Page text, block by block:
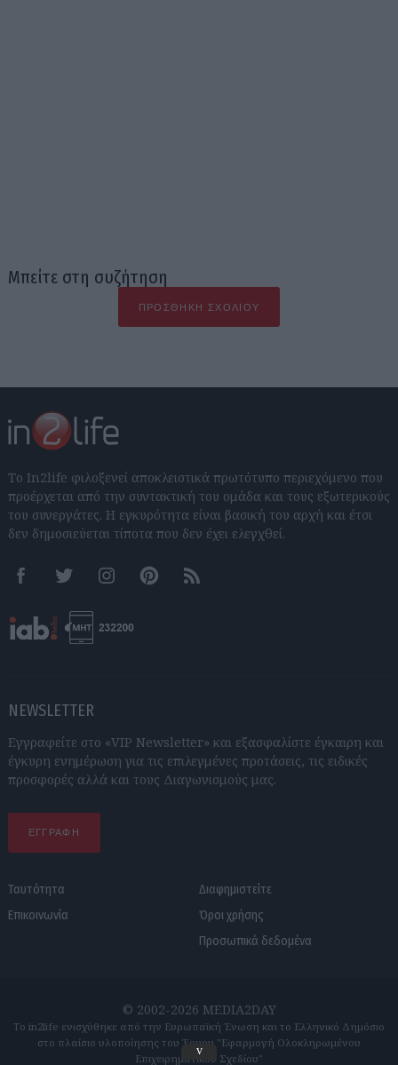
Μπείτε στη συζήτηση
ΠΡΟΣΘΉΚΗ ΣΧΟΛΊΟΥ
Το In2life φιλοξενεί αποκλειστικά πρωτότυπο περιεχόμενο που
προέρχεται από την συντακτική του ομάδα και τους εξωτερικούς
του συνεργάτες. Η εγκυρότητα είναι βασική του αρχή και έτσι
δεν δημοσιεύεται τίποτα που δεν έχει ελεγχθεί.
FacebookTwitter InstagramPinterestRSS feeds
NEWSLETTER
Εγγραφείτε στο «VIP Newsletter» και εξασφαλίστε έγκαιρη και
έγκυρη ενημέρωση για τις επιλεγμένες προτάσεις, τις ειδικές
προσφορές αλλά και τους Διαγωνισμούς μας.
ΕΓΓΡΑΦΗ
Ταυτότητα
Επικοινωνία
Διαφημιστείτε
Όροι χρήσης
Προσωπικά δεδομένα
© 2002-2026 MEDIA2DAY
Το in2life ενισχύθηκε από την Ευρωπαϊκή Ένωση και το Ελληνικό Δημόσιο
στο πλαίσιο υλοποίησης του Έργου "Εφαρμογή Ολοκληρωμένου
Επιχειρηματικού Σχεδίου"
v